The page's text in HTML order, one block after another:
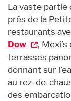
La vaste partie
près de la
restaurants
Dow
,
terrasses
donnant sur
au rez-de-
des